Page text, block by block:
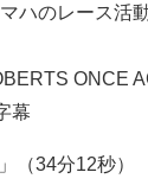
ハのレース活
ONCE
幕
34分12秒）